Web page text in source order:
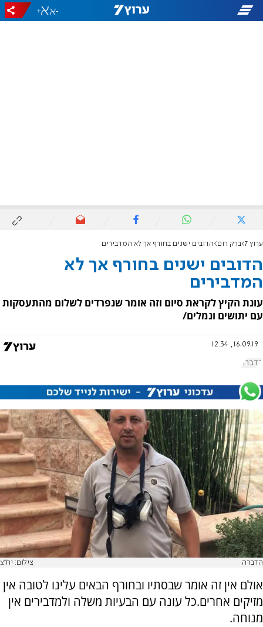
-
+
ערוץ 7 ברק רום הדובים ישנים בחורף אך לא המדבירים
הדובים ישנים בחורף אך לא
המדבירים
עונת הקיץ לקראת סיום וזה אומר שנפרדים לשלום מהתעסקות
עם יתושים ונמלים/
16.09.19, 12:34
הדברה
הדברה צילום: יח"צ
אולם אין זה אומר שבסתיו ובחורף הבאים עלינו לטובה אין
מזיקים אחרים.כל עונה עם הבעיות משלה ולמדבירים אין
מנוחה.